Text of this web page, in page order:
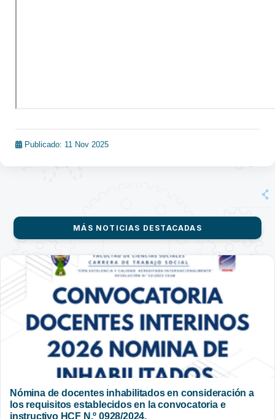
Publicado: 11 Nov 2025
MÁS NOTICIAS DESTACADAS
Nómina de docentes inhabilitados en consideración a
los requisitos establecidos en la convocatoria e
instructivo HCF N.º 0928/2024.